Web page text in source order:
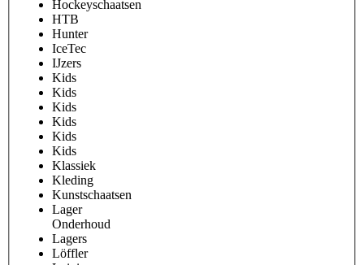
Hockeyschaatsen
HTB
Hunter
IceTec
IJzers
Kids
Kids
Kids
Kids
Kids
Kids
Klassiek
Kleding
Kunstschaatsen
Lager
Onderhoud
Lagers
Löffler